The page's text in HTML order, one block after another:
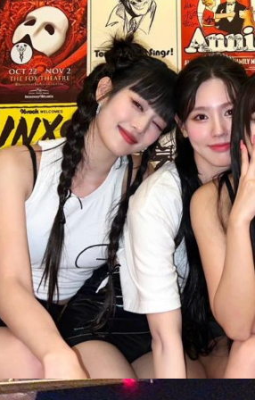
苏永康将邀歌迷上台合唱！
肉骨茶“全世界最好吃”